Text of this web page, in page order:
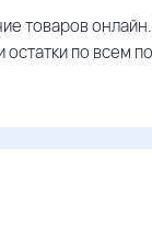
товаров
остатки по всем